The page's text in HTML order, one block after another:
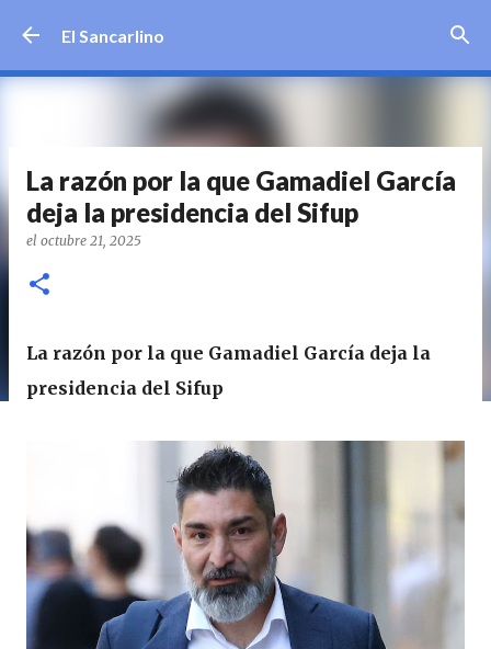
El Sancarlino
La razón por la que Gamadiel García
deja la presidencia del Sifup
el octubre 21, 2025
La razón por la que Gamadiel García deja la
presidencia del Sifup